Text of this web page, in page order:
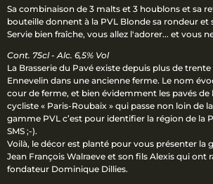
Sa combinaison de 3 malts et 3 houblons et sa
bouteille donnent à la PVL Blonde sa rondeur et
Servie bien fraîche, vous allez l'adorer... et vous
Cont. 75cl - Alc. 6,5% Vol
La Brasserie du Pavé existe depuis plus de trente
Ennevelin dans une ancienne ferme. Le nom
cour de ferme, et bien évidemment les pavés de
cycliste « Paris-Roubaix » qui passe non loin de
gamme PVL c’est pour identifier la région de la
SMS ;-).
Voilà, le décor est planté pour vous présenter la
Jean François Walraeve et son fils Alexis qui ont
fondateur Dominique Dillies.